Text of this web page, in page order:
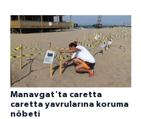
Manavgat'ta caretta
caretta yavrularına koruma
nöbeti